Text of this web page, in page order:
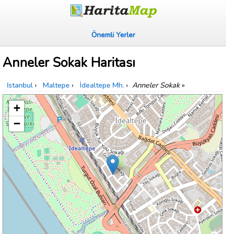
Önemli Yerler
Anneler Sokak Haritası
Istanbul › Maltepe › İdealtepe Mh. › Anneler Sokak»
+
−